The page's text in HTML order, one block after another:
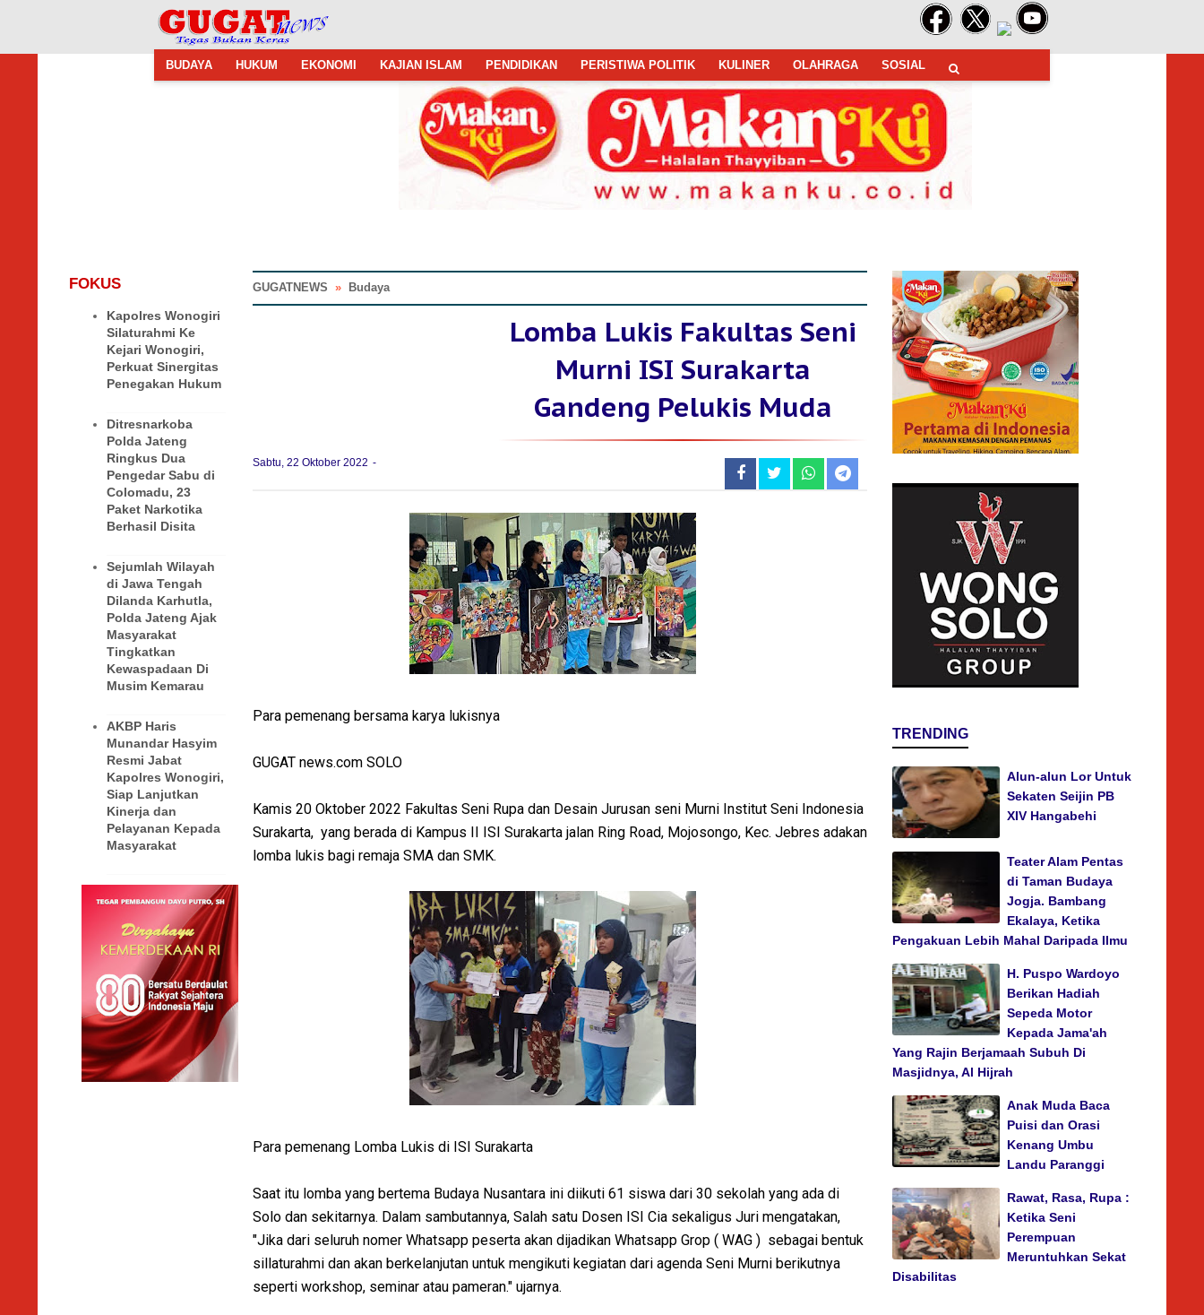
BUDAYA HUKUM EKONOMI KAJIAN ISLAM PENDIDIKAN PERISTIWA POLITIK KULINER OLAHRAGA SOSIAL
FOKUS
Kapolres Wonogiri
Silaturahmi Ke
Kejari Wonogiri,
Perkuat Sinergitas
Penegakan Hukum
Ditresnarkoba
Polda Jateng
Ringkus Dua
Pengedar Sabu di
Colomadu, 23
Paket Narkotika
Berhasil Disita
Sejumlah Wilayah
di Jawa Tengah
Dilanda Karhutla,
Polda Jateng Ajak
Masyarakat
Tingkatkan
Kewaspadaan Di
Musim Kemarau
AKBP Haris
Munandar Hasyim
Resmi Jabat
Kapolres Wonogiri,
Siap Lanjutkan
Kinerja dan
Pelayanan Kepada
Masyarakat
GUGATNEWS » Budaya
Lomba Lukis Fakultas Seni
Murni ISI Surakarta
Gandeng Pelukis Muda
Sabtu, 22 Oktober 2022
Para pemenang bersama karya lukisnya
GUGAT news.com SOLO
Kamis 20 Oktober 2022 Fakultas Seni Rupa dan Desain Jurusan seni Murni Institut Seni Indonesia
Surakarta, yang berada di Kampus II ISI Surakarta jalan Ring Road, Mojosongo, Kec. Jebres adakan
lomba lukis bagi remaja SMA dan SMK.
Para pemenang Lomba Lukis di ISI Surakarta
Saat itu lomba yang bertema Budaya Nusantara ini diikuti 61 siswa dari 30 sekolah yang ada di
Solo dan sekitarnya. Dalam sambutannya, Salah satu Dosen ISI Cia sekaligus Juri mengatakan,
"Jika dari seluruh nomer Whatsapp peserta akan dijadikan Whatsapp Grop ( WAG ) sebagai bentuk
sillaturahmi dan akan berkelanjutan untuk mengikuti kegiatan dari agenda Seni Murni berikutnya
seperti workshop, seminar atau pameran." ujarnya.
TRENDING
Alun-alun Lor Untuk
Sekaten Seijin PB
XIV Hangabehi
Teater Alam Pentas
di Taman Budaya
Jogja. Bambang
Ekalaya, Ketika
Pengakuan Lebih Mahal Daripada Ilmu
H. Puspo Wardoyo
Berikan Hadiah
Sepeda Motor
Kepada Jama'ah
Yang Rajin Berjamaah Subuh Di
Masjidnya, Al Hijrah
Anak Muda Baca
Puisi dan Orasi
Kenang Umbu
Landu Paranggi
Rawat, Rasa, Rupa :
Ketika Seni
Perempuan
Meruntuhkan Sekat
Disabilitas